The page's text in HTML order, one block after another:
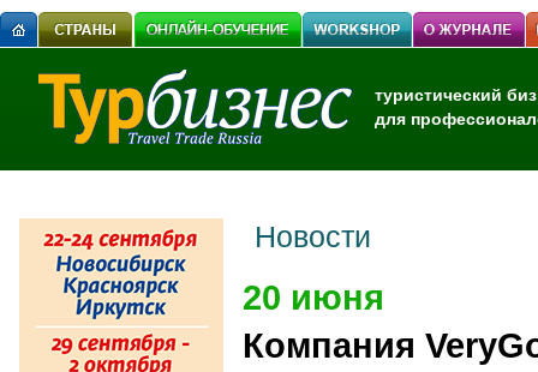
туристический
для
Новости
20 июня
Компания